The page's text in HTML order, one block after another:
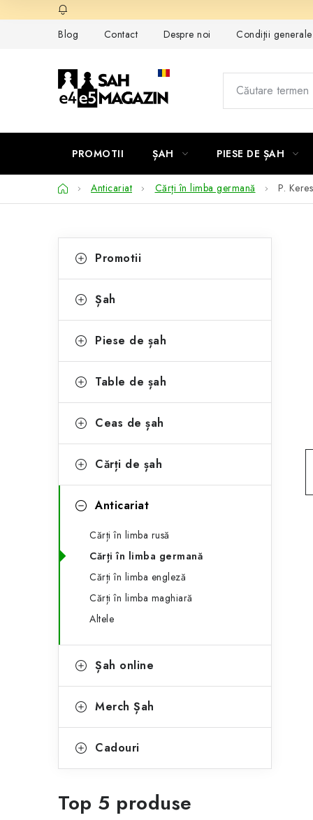
la
Blog Contact Despre noi Condiţii
PROMOTII ȘAH PIESE DE ȘAH
AcasăAnticariat Cărți în limba germană P.
a
ă
l
t
e
a
ă
peste
categorii
a
e
o
i
Promotii
Șah
Piese de șah
Table de șah
Ceas de șah
Cărți de șah
Anticariat
Cărți în limba rusă
Cărți în limba germană
Cărți în limba engleză
Cărți în limba maghiară
Altele
Șah online
Merch Șah
Cadouri
Top 5 produse